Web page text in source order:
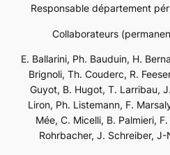
Responsable département
Collaborateurs
E. Ballarini, Ph. Bauduin, H.
Brignoli, Th. Couderc, R.
Guyot, B. Hugot, T. Larribau,
Liron, Ph. Listemann, F.
Mée, C. Micelli, B. Palmieri,
Rohrbacher, J. Schreiber,